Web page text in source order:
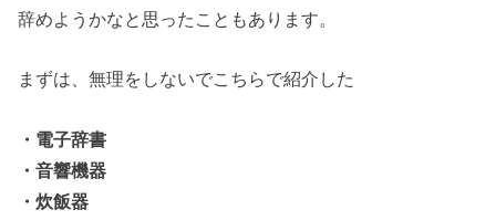
辞めようかなと思ったこともあります。
まずは、無理をしないでこちらで紹介した
・電子辞書
・音響機器
・炊飯器